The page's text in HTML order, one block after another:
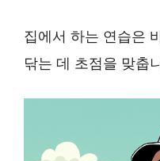
집에서 하는 연습은
닦는 데 초점을 맞춥